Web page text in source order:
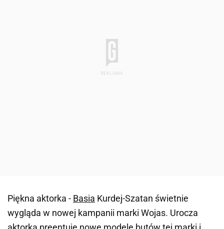
Piękna aktorka - Basia Kurdej-Szatan świetnie
wygląda w nowej kampanii marki Wojas. Urocza